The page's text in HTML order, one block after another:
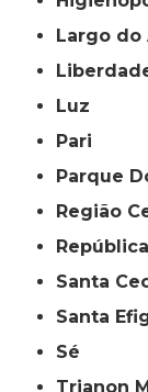
Largo
Luz
Pari
Parque
Região
República
Santa
Santa
Sé
Trianon